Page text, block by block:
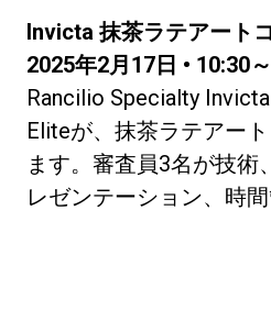
Invicta 抹茶ラテアート
2025年2月17日 • 10:30
Rancilio Specialty
Eliteが、抹茶ラテアー
ます。審査員3名が技術
レゼンテーション、時